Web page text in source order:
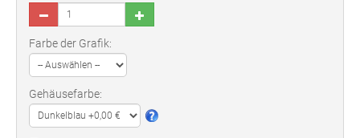
Farbe der Grafik:
Gehäusefarbe: